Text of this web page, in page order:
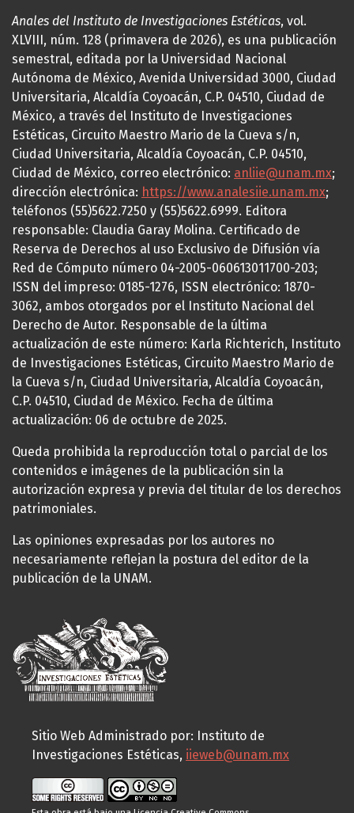
Anales del Instituto de Investigaciones Estéticas, vol.
XLVIII, núm. 128 (primavera de 2026), es una publicación
semestral, editada por la Universidad Nacional
Autónoma de México, Avenida Universidad 3000, Ciudad
Universitaria, Alcaldía Coyoacán, C.P. 04510, Ciudad de
México, a través del Instituto de Investigaciones
Estéticas, Circuito Maestro Mario de la Cueva s/n,
Ciudad Universitaria, Alcaldía Coyoacán, C.P. 04510,
Ciudad de México, correo electrónico: anliie@unam.mx;
dirección electrónica: https://www.analesiie.unam.mx;
teléfonos (55)5622.7250 y (55)5622.6999. Editora
responsable: Claudia Garay Molina. Certificado de
Reserva de Derechos al uso Exclusivo de Difusión vía
Red de Cómputo número 04-2005-060613011700-203;
ISSN del impreso: 0185-1276, ISSN electrónico: 1870-
3062, ambos otorgados por el Instituto Nacional del
Derecho de Autor. Responsable de la última
actualización de este número: Karla Richterich, Instituto
de Investigaciones Estéticas, Circuito Maestro Mario de
la Cueva s/n, Ciudad Universitaria, Alcaldía Coyoacán,
C.P. 04510, Ciudad de México. Fecha de última
actualización: 06 de octubre de 2025.
Queda prohibida la reproducción total o parcial de los
contenidos e imágenes de la publicación sin la
autorización expresa y previa del titular de los derechos
patrimoniales.
Las opiniones expresadas por los autores no
necesariamente reflejan la postura del editor de la
publicación de la UNAM.
Sitio Web Administrado por: Instituto de
Investigaciones Estéticas, iieweb@unam.mx